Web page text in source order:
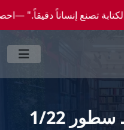
—احصل علي عروض وخصومات خاصة
1/22